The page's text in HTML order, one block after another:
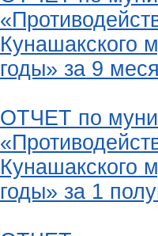
Кунашакского
годы» за 9
ОТЧЕТ по
Кунашакского
годы» за 1